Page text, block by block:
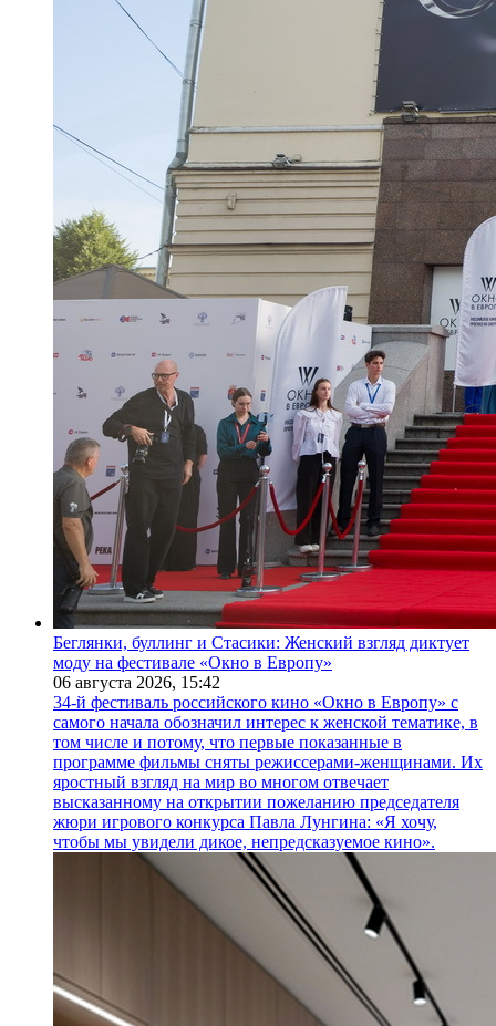
Беглянки, буллинг и Стасики: Женский взгляд диктует
моду на фестивале «Окно в Европу»
06 августа 2026, 15:42
34-й фестиваль российского кино «Окно в Европу» с
самого начала обозначил интерес к женской тематике, в
том числе и потому, что первые показанные в
программе фильмы сняты режиссерами-женщинами. Их
яростный взгляд на мир во многом отвечает
высказанному на открытии пожеланию председателя
жюри игрового конкурса Павла Лунгина: «Я хочу,
чтобы мы увидели дикое, непредсказуемое кино».